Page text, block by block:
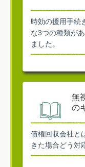
時効の援用手続
な3つの種類が
ました。
無
の
債権回収会社と
きた場合どう対